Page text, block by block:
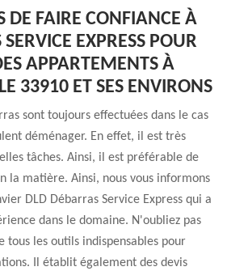
DE FAIRE CONFIANCE À
EXPRESS POUR
APPARTEMENTS À
33910 ET SES ENVIRONS
sont toujours effectuées dans le cas
déménager. En effet, il est très
tâches. Ainsi, il est préférable de
la matière. Ainsi, nous vous informons
DLD Débarras Service Express qui a
dans le domaine. N'oubliez pas
tous les outils indispensables pour
Il établit également des devis